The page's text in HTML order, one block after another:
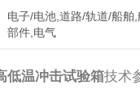
电子/电池,道路/轨道/船舶
部件,电气
低温冲击试验箱技术